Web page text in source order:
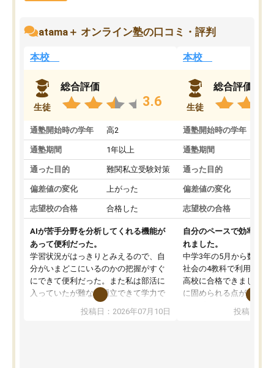
atama＋ オンライン塾の口コミ・評判
本校
生徒
総合評価
3.6
通塾開始時の学年 高2
通塾期間 1年以上
通った目的 難関私立受験対策
偏差値の変化 上がった
志望校の合格 合格した
AIが苦手分野を分析してくれる機能が
あって便利だった。
学習状況がはっきりとみえるので、自
分がいまどこにいるのかの把握がすぐ
にできて便利だった。また私は部活に
入っていたが難なく両立できて学力で
も部活でも結果を残すことができてよ
かった。また問題演習の際に、自分が
投稿日：2026年07月10日
本校
生徒
総合評価
通塾開始時の学年
通塾期間
通った目的
偏差値の変化
志望校の合格
自分のペースで効率よく
れました。
中学3年の5月から数学・
社会の4教科で利用し、
高校に合格できました。
に固められる点が魅力で
項目のおかげで、手軽
投稿日：